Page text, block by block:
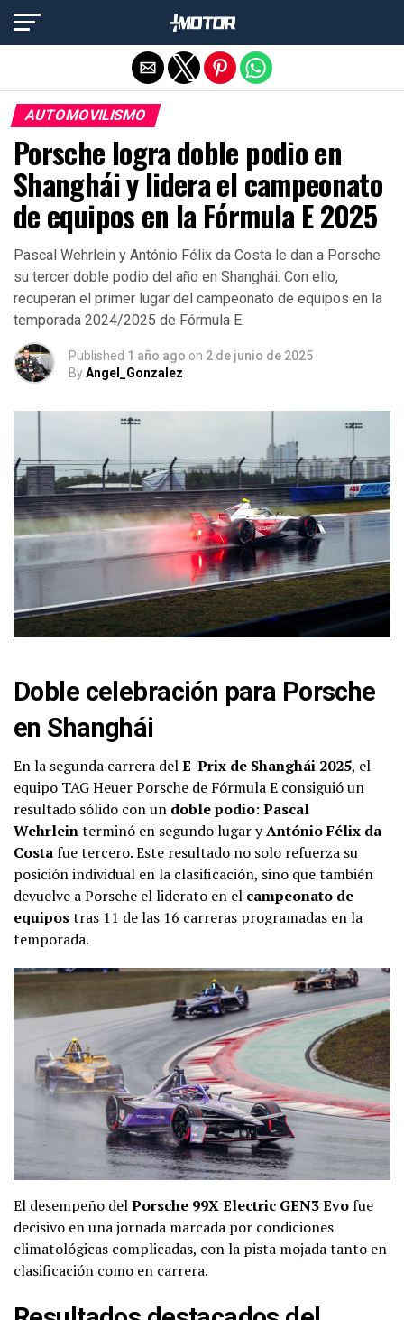
AUTOMOVILISMO
Porsche logra doble podio en
Shanghái y lidera el campeonato
de equipos en la Fórmula E 2025
Pascal Wehrlein y António Félix da Costa le dan a Porsche
su tercer doble podio del año en Shanghái. Con ello,
recuperan el primer lugar del campeonato de equipos en la
temporada 2024/2025 de Fórmula E.
Published 1 año ago on 2 de junio de 2025
ByAngel_Gonzalez
Doble celebración para Porsche
en Shanghái
En la segunda carrera delE-Prix de Shanghái 2025, el
equipo TAG Heuer Porsche de Fórmula E consiguió un
resultado sólido con un doble podio: Pascal
Wehrleinterminó en segundo lugar yAntónio Félix da
Costafue tercero. Este resultado no solo refuerza su
posición individual en la clasificación, sino que también
devuelve a Porsche el liderato en el campeonato de
equipostras 11 de las 16 carreras programadas en la
temporada.
El desempeño delPorsche 99X Electric GEN3 Evofue
decisivo en una jornada marcada por condiciones
climatológicas complicadas, con la pista mojada tanto en
clasificación como en carrera.
Salir de la versión móvil